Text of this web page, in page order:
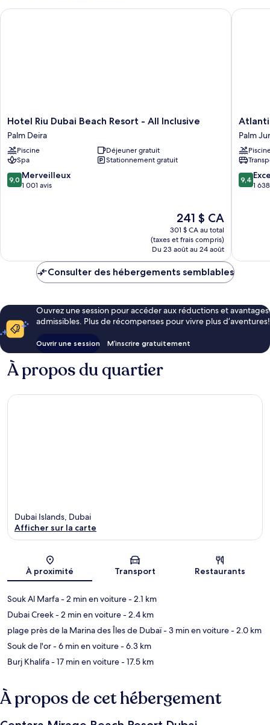
Hotel
Riu
Dubai
Beach
Resort
-
All
Hotel Riu Dubai Beach Resort - All Inclusive
Palm Deira
Piscine
Déjeuner gratuit
Spa
Stationnement gratuit
9.0
sur
9,0 Merveilleux
1 001 avis
Le
prix
est
de
241 $ CA
241 $ CA
301 $ CA au total
(taxes et frais compris)
Du 23 août au 24 août
Hotel Riu Dubai Beach Resort - All Inclusive
Atlantis,
The
Palm
Palm
Palm
9.4
sur
9,4
1
Atlantis,
Consulter des hébergements semblables
Ouvrez une session pour accéder aux réductions et avantages
admissibles. Plus de récompenses pour vivre plus d’aventures!
Ouvrir une session M’inscrire gratuitement
À propos du quartier
Carte
Dubai Islands, Dubai
Afficher sur la carte
À proximité Transport Restaurants
Souk Al Marfa- 2 min en voiture- 2.1 km
Dubai Creek- 2 min en voiture- 2.4 km
plage près de la Marina des Îles de Dubaï- 3 min en voiture- 2.0 km
Souk de l'or- 6 min en voiture- 6.3 km
Burj Khalifa- 17 min en voiture- 17.5 km
À propos de cet hébergement